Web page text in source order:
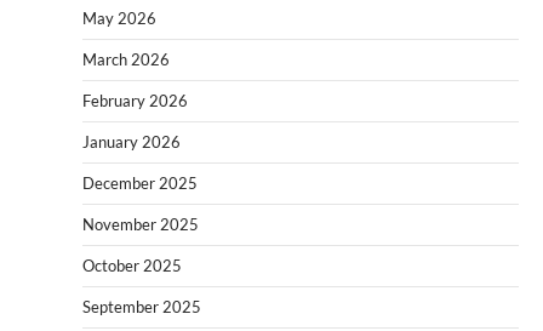
May 2026
March 2026
February 2026
January 2026
December 2025
November 2025
October 2025
September 2025